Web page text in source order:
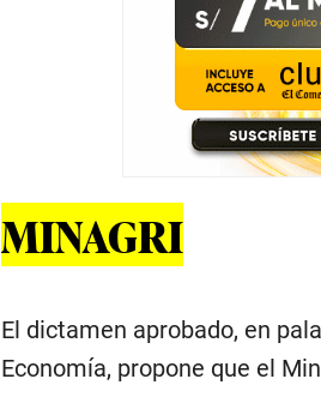
MINAGRI
El dictamen aprobado, en
Economía, propone que el